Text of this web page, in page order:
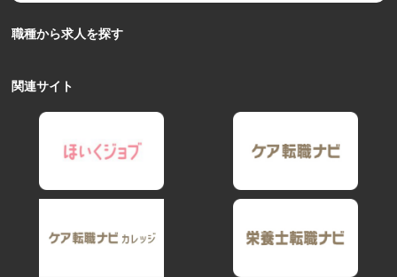
職種から求人を探す
関連サイト